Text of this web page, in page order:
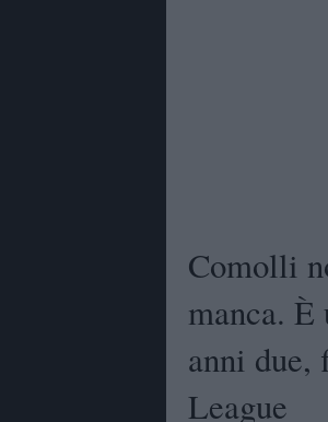
Comolli
manca. È
anni due,
League